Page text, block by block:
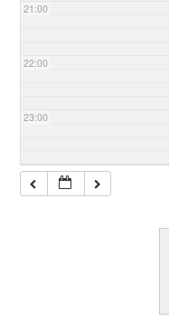
21:00
22:00
23:00